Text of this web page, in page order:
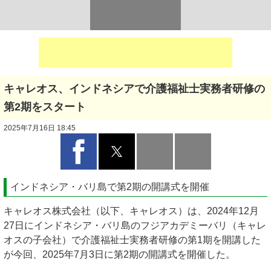
キャレオス、インドネシアで介護福祉士実務者研修の
第2期をスタート
2025年7月16日 18:45
インドネシア・バリ島で第2期の開講式を開催
キャレオス株式会社（以下、キャレオス）は、2024年12月
27日にインドネシア・バリ島のフジアカデミーバリ（キャレ
オスの子会社）で介護福祉士実務者研修の第1期を開講した
が今回、2025年7月3日に第2期の開講式を開催した。